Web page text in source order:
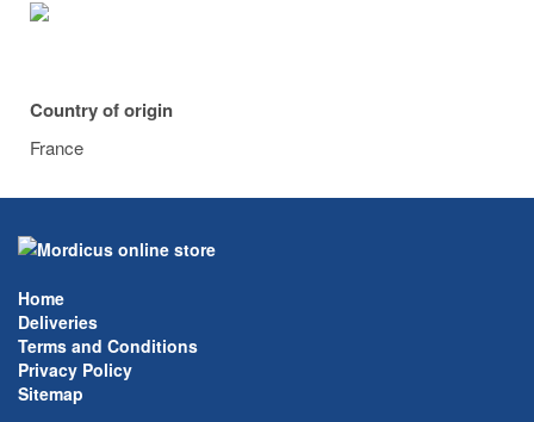
Country of origin
France
Home
Deliveries
Terms and Conditions
Privacy Policy
Sitemap